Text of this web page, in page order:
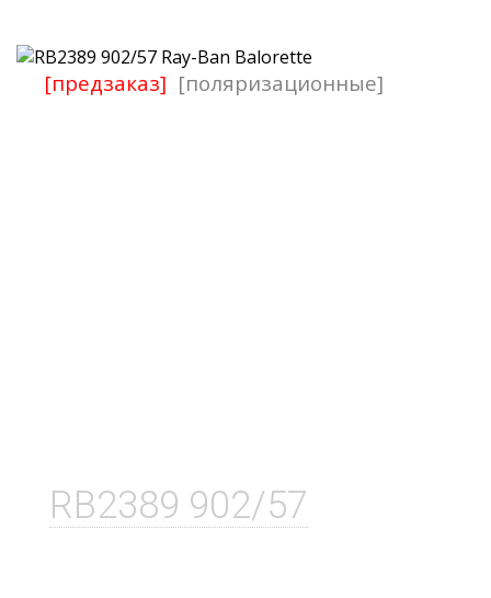
RB2389 902/57
[предзаказ] [поляризационные]